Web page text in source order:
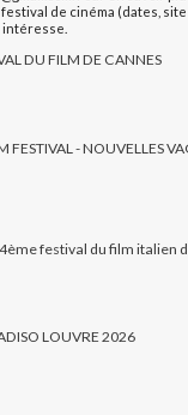
de cinéma (dates,
DU FILM DE CANNES
FESTIVAL - NOUVELLES
festival du film italien
LOUVRE 2026